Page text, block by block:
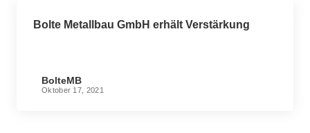
Bolte Metallbau GmbH erhält Verstärkung
BolteMB
Oktober 17, 2021